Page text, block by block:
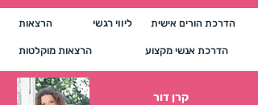
הדרכת הורים אישית הרצאות
הרצאות מוקלטות הדרכת אנשי מקצוע
ליווי רגשי
קרן דור